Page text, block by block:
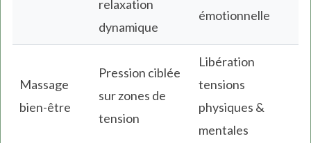
relaxation
dynamique
émotionnelle
Massage
bien-être
Pression ciblée
sur zones de
tension
Libération
tensions
physiques &
mentales